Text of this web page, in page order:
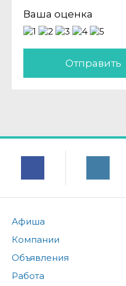
Ваша оценка
Отправить
Афиша
Компании
Объявления
Работа